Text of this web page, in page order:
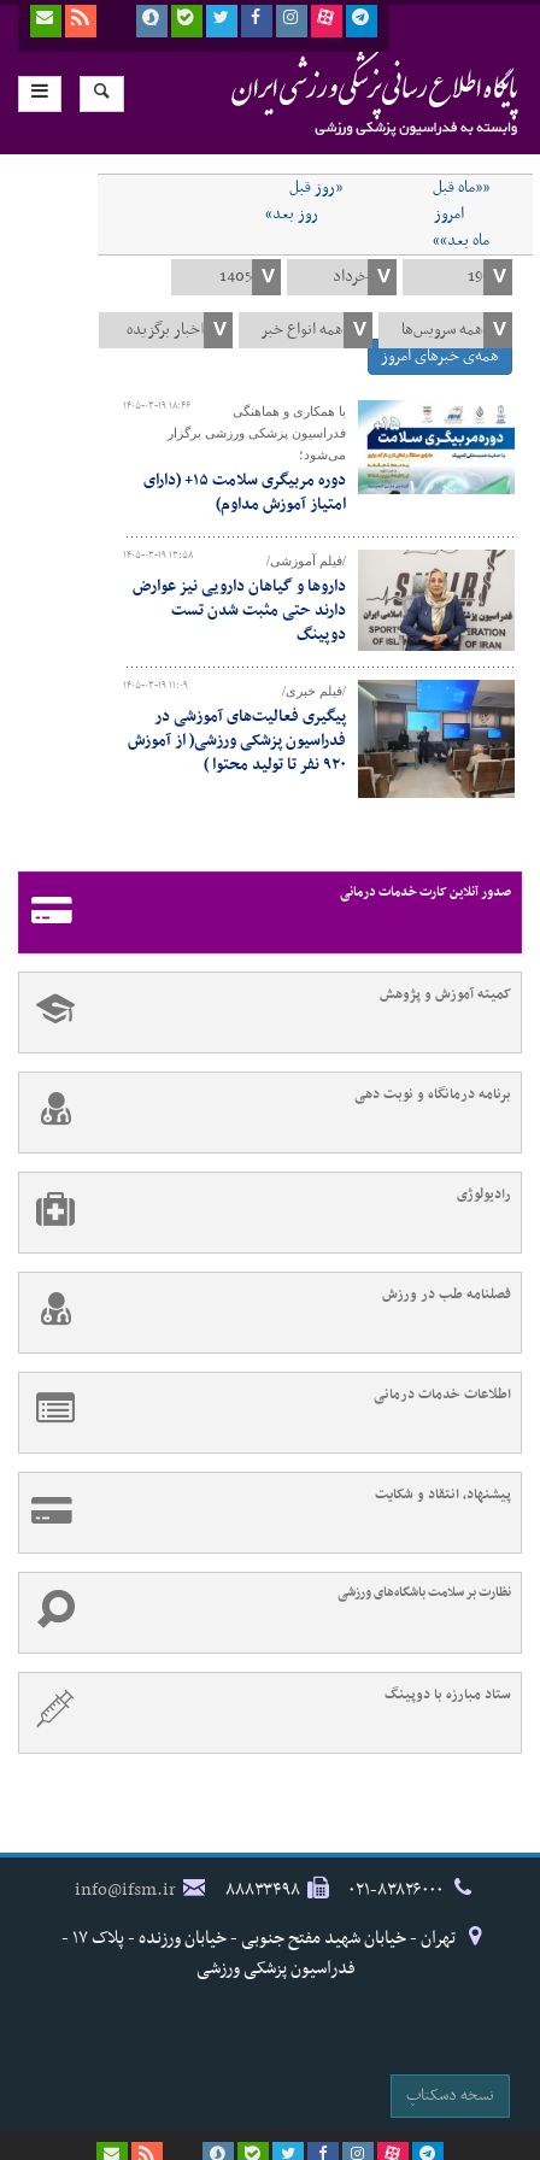
««ماه قبل
«روز قبل
امروز
روز بعد»
ماه بعد»»
همه‌ی خبرهای امروز
۱۴۰۵-۰۳-۱۹ ۱۸:۴۶
با همکاری و هماهنگی
فدراسیون پزشکی ورزشی برگزار
می‌شود؛
دوره مربیگری سلامت ۱۵+ (دارای
امتیاز آموزش مداوم)
۱۴۰۵-۰۳-۱۹ ۱۳:۵۸ /فیلم آموزشی/
داروها و گیاهان دارویی نیز عوارض
دارند حتی مثبت شدن تست
دوپینگ
۱۴۰۵-۰۳-۱۹ ۱۱:۰۹ /فیلم خبری/
پیگیری فعالیت‌های آموزشی در
فدراسیون پزشکی ورزشی( از آموزش
۹۲۰ نفر تا تولید محتوا )
صدور آنلاین کارت خدمات درمانی
کمیته آموزش و پژوهش
برنامه درمانگاه و نوبت دهی
رادیولوژی
فصلنامه طب در ورزش
اطلاعات خدمات درمانی
پیشنهاد، انتقاد و شکایت
نظارت بر سلامت باشگاه‌های ورزشی
ستاد مبارزه با دوپینگ
۸۸۸۳۳۴۹۸
info@ifsm.ir
تهران - خیابان شهید مفتح جنوبی - خیابان ورزنده - پلاک ۱۷ -
فدراسیون پزشکی ورزشی
نسخه دسکتاپ